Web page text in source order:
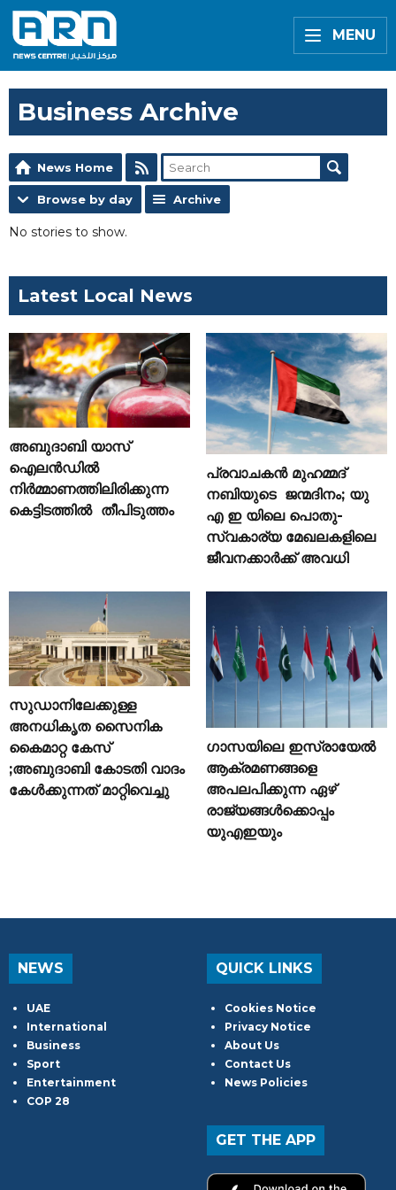
MENU
Business Archive
News Home
Browse by day Archive
No stories to show.
Latest Local News
അബുദാബി യാസ്
ഐലൻഡിൽ
നിർമ്മാണത്തിലിരിക്കുന്ന
കെട്ടിടത്തിൽ തീപിടുത്തം
പ്രവാചകൻ മുഹമ്മദ്
നബിയുടെ ജന്മദിനം; യു
എ ഇ യിലെ പൊതു-
സ്വകാര്യ മേഖലകളിലെ
ജീവനക്കാർക്ക് അവധി
സുഡാനിലേക്കുള്ള
അനധികൃത സൈനിക
കൈമാറ്റ കേസ്
;അബുദാബി കോടതി വാദം
കേൾക്കുന്നത് മാറ്റിവെച്ചു
ഗാസയിലെ ഇസ്രായേൽ
ആക്രമണങ്ങളെ
അപലപിക്കുന്ന ഏഴ്
രാജ്യങ്ങൾക്കൊപ്പം
യുഎഇയും
NEWS
UAE
International
Business
Sport
Entertainment
COP 28
QUICK LINKS
Cookies Notice
Privacy Notice
About Us
Contact Us
News Policies
GET THE APP